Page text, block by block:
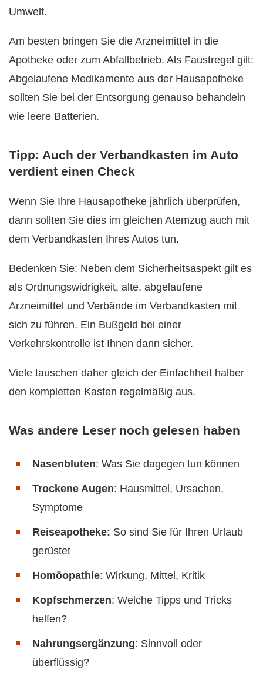
Umwelt.
Am besten bringen Sie die Arzneimittel in die
Apotheke oder zum Abfallbetrieb. Als Faustregel gilt:
Abgelaufene Medikamente aus der Hausapotheke
sollten Sie bei der Entsorgung genauso behandeln
wie leere Batterien.
Tipp: Auch der Verbandkasten im Auto
verdient einen Check
Wenn Sie Ihre Hausapotheke jährlich überprüfen,
dann sollten Sie dies im gleichen Atemzug auch mit
dem Verbandkasten Ihres Autos tun.
Bedenken Sie: Neben dem Sicherheitsaspekt gilt es
als Ordnungswidrigkeit, alte, abgelaufene
Arzneimittel und Verbände im Verbandkasten mit
sich zu führen. Ein Bußgeld bei einer
Verkehrskontrolle ist Ihnen dann sicher.
Viele tauschen daher gleich der Einfachheit halber
den kompletten Kasten regelmäßig aus.
Was andere Leser noch gelesen haben
Nasenbluten: Was Sie dagegen tun können
Trockene Augen: Hausmittel, Ursachen,
Symptome
Reiseapotheke: So sind Sie für Ihren Urlaub
gerüstet
Homöopathie: Wirkung, Mittel, Kritik
Kopfschmerzen: Welche Tipps und Tricks
helfen?
Nahrungsergänzung: Sinnvoll oder
überflüssig?